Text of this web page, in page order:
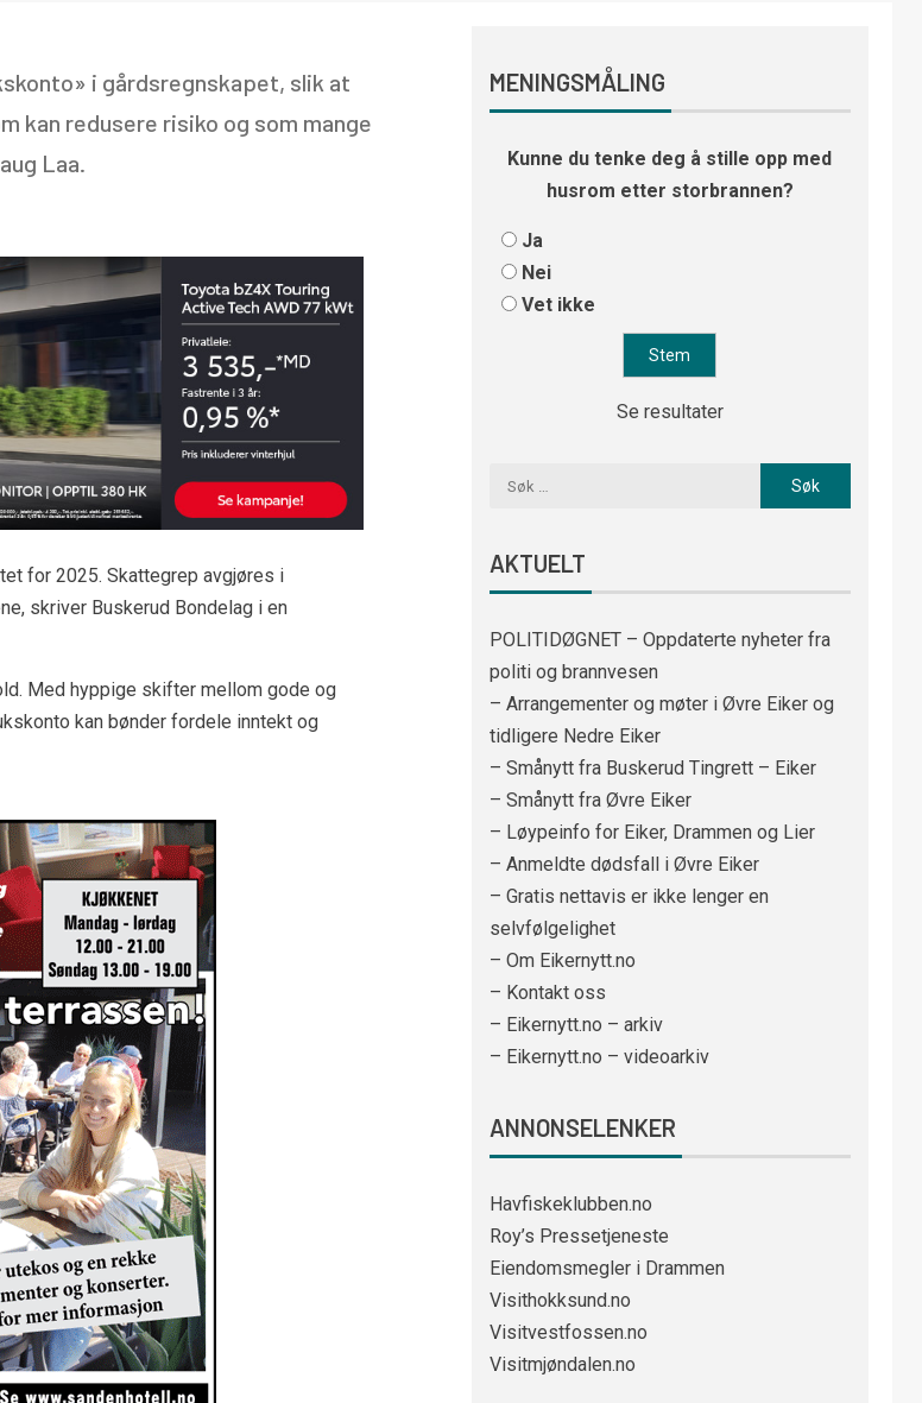
i gårdsregnskapet, slik at
kan redusere risiko og som mange
Laa.
for 2025. Skattegrep avgjøres i
skriver Buskerud Bondelag i en
Med hyppige skifter mellom gode og
kan bønder fordele inntekt og
MENINGSMÅLING
Kunne du tenke deg å stille opp med
husrom etter storbrannen?
Ja
Nei
Vet ikke
Se resultater
AKTUELT
POLITIDØGNET – Oppdaterte nyheter fra
politi og brannvesen
– Arrangementer og møter i Øvre Eiker og
tidligere Nedre Eiker
– Smånytt fra Buskerud Tingrett – Eiker
– Smånytt fra Øvre Eiker
– Løypeinfo for Eiker, Drammen og Lier
– Anmeldte dødsfall i Øvre Eiker
– Gratis nettavis er ikke lenger en
selvfølgelighet
– Om Eikernytt.no
– Kontakt oss
– Eikernytt.no – arkiv
– Eikernytt.no – videoarkiv
ANNONSELENKER
Havfiskeklubben.no
Roy’s Pressetjeneste
Eiendomsmegler i Drammen
Visithokksund.no
Visitvestfossen.no
Visitmjøndalen.no